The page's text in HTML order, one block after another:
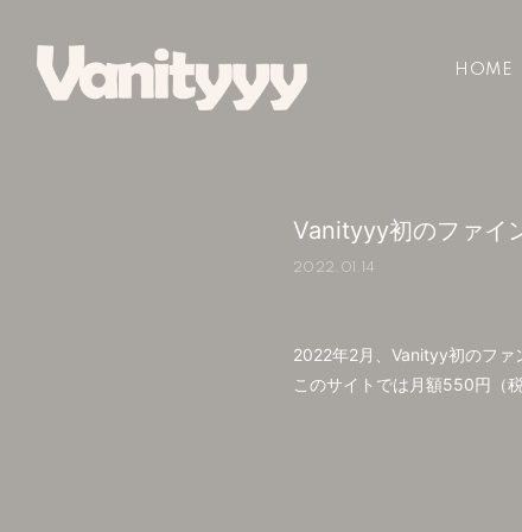
HOME
Vanityyy初のファイ
2022.01.14
2022年2月、Vanityy初のファ
このサイトでは月額550円（